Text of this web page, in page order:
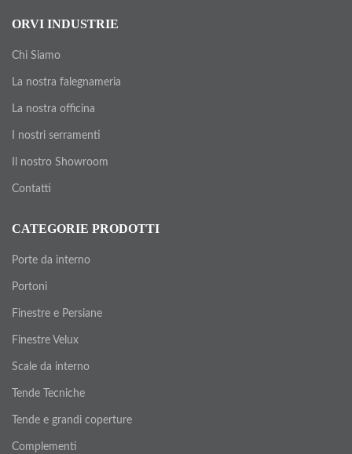
ORVI INDUSTRIE
Chi Siamo
La nostra falegnameria
La nostra officina
I nostri serramenti
Il nostro Showroom
Contatti
CATEGORIE PRODOTTI
Porte da interno
Portoni
Finestre e Persiane
Finestre Velux
Scale da interno
Tende Tecniche
Tende e grandi coperture
Complementi